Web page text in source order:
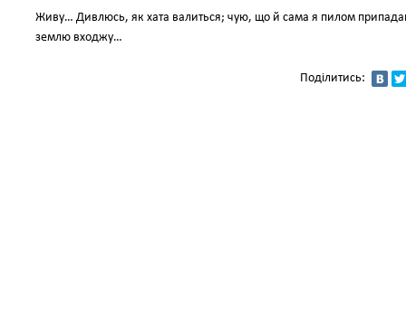
Живу… Дивлюсь, як хата валиться; чую, що й сама я пилом
землю входжу…
Поділитись: